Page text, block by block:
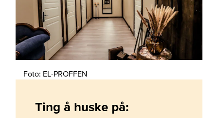
Foto: EL-PROFFEN
Ting å huske på: